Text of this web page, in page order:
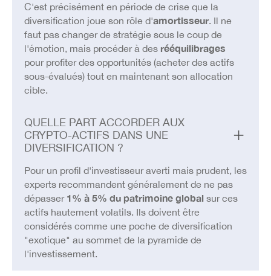
C'est précisément en période de crise que la
diversification joue son rôle d'amortisseur. Il ne
faut pas changer de stratégie sous le coup de
l'émotion, mais procéder à des rééquilibrages
pour profiter des opportunités (acheter des actifs
sous-évalués) tout en maintenant son allocation
cible.
QUELLE PART ACCORDER AUX
CRYPTO-ACTIFS DANS UNE
DIVERSIFICATION ?
Pour un profil d'investisseur averti mais prudent, les
experts recommandent généralement de ne pas
dépasser 1% à 5% du patrimoine globalsur ces
actifs hautement volatils. Ils doivent être
considérés comme une poche de diversification
"exotique" au sommet de la pyramide de
l'investissement.